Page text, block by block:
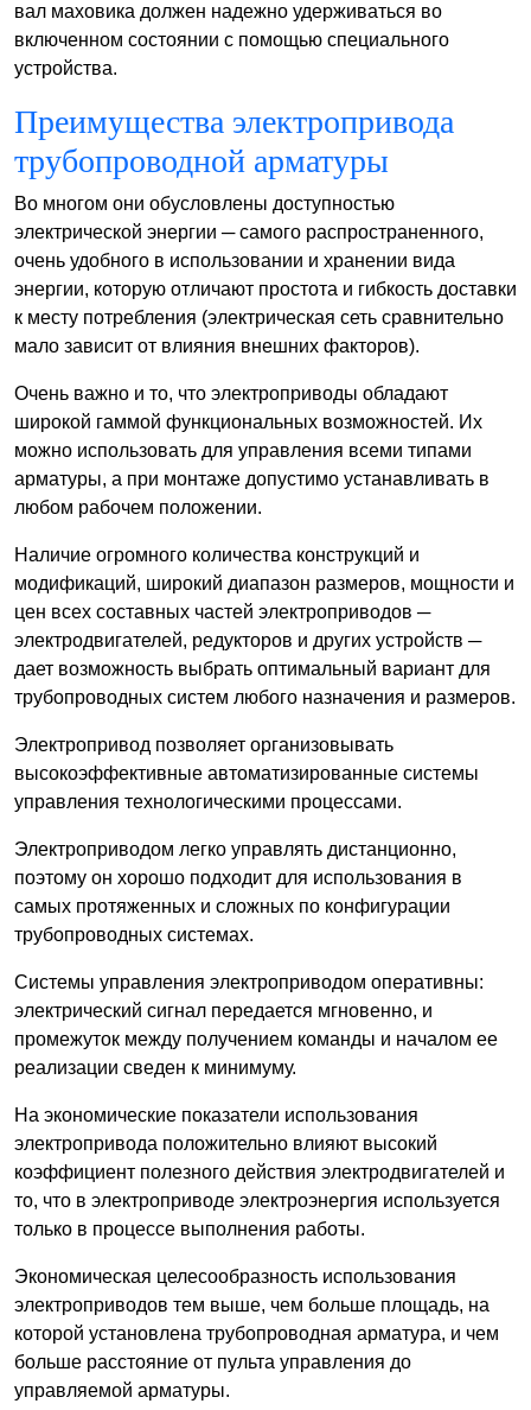
вал маховика должен надежно удерживаться во
включенном состоянии с помощью специального
устройства.
Преимущества электропривода
трубопроводной арматуры
Во многом они обусловлены доступностью
электрической энергии ─ самого распространенного,
очень удобного в использовании и хранении вида
энергии, которую отличают простота и гибкость доставки
к месту потребления (электрическая сеть сравнительно
мало зависит от влияния внешних факторов).
Очень важно и то, что электроприводы обладают
широкой гаммой функциональных возможностей. Их
можно использовать для управления всеми типами
арматуры, а при монтаже допустимо устанавливать в
любом рабочем положении.
Наличие огромного количества конструкций и
модификаций, широкий диапазон размеров, мощности и
цен всех составных частей электроприводов ─
электродвигателей, редукторов и других устройств ─
дает возможность выбрать оптимальный вариант для
трубопроводных систем любого назначения и размеров.
Электропривод позволяет организовывать
высокоэффективные автоматизированные системы
управления технологическими процессами.
Электроприводом легко управлять дистанционно,
поэтому он хорошо подходит для использования в
самых протяженных и сложных по конфигурации
трубопроводных системах.
Системы управления электроприводом оперативны:
электрический сигнал передается мгновенно, и
промежуток между получением команды и началом ее
реализации сведен к минимуму.
На экономические показатели использования
электропривода положительно влияют высокий
коэффициент полезного действия электродвигателей и
то, что в электроприводе электроэнергия используется
только в процессе выполнения работы.
Экономическая целесообразность использования
электроприводов тем выше, чем больше площадь, на
которой установлена трубопроводная арматура, и чем
больше расстояние от пульта управления до
управляемой арматуры.